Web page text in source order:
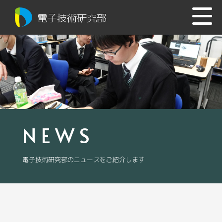
電子技術研究部
NEWS
電子技術研究部のニュースをご紹介します